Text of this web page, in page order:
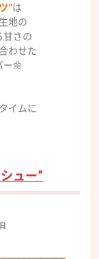
”は
地の
甘さの
わせた
ー🌼
イムに
ュー”